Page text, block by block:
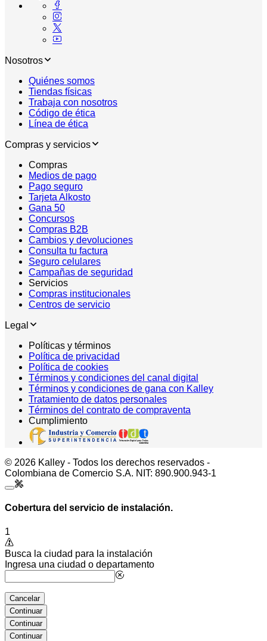
Nosotros
Quiénes somos
Tiendas físicas
Trabaja con nosotros
Código de ética
Línea de ética
Compras y servicios
Compras
Medios de pago
Pago seguro
Tarjeta Alkosto
Gana 50
Concursos
Compras B2B
Cambios y devoluciones
Consulta tu factura
Seguro celulares
Campañas de seguridad
Servicios
Compras institucionales
Centros de servicio
Legal
Políticas y términos
Política de privacidad
Política de cookies
Términos y condiciones del canal digital
Términos y condiciones de gana con Kalley
Tratamiento de datos personales
Términos del contrato de compraventa
Cumplimiento
© 2026 Kalley - Todos los derechos reservados -
Colombiana de Comercio S.A. NIT: 890.900.943-1
Cobertura del servicio de instalación.
1
Busca la ciudad para la instalación
Ingresa una ciudad o departamento
Cancelar
Continuar
Continuar
Continuar